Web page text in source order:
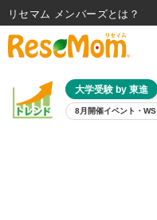
大学受験 by 東進
8月開催イベント・WS
リセマム メンバーズ